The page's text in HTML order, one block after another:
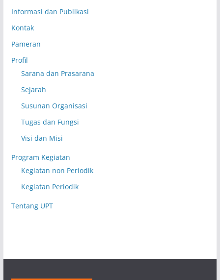
Informasi dan Publikasi
Kontak
Pameran
Profil
Sarana dan Prasarana
Sejarah
Susunan Organisasi
Tugas dan Fungsi
Visi dan Misi
Program Kegiatan
Kegiatan non Periodik
Kegiatan Periodik
Tentang UPT